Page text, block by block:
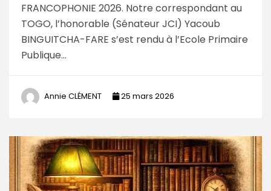
FRANCOPHONIE 2026. Notre correspondant au
TOGO, l’honorable (Sénateur JCI) Yacoub
BINGUITCHA-FARE s’est rendu à l’Ecole Primaire
Publique…
Annie CLÉMENT 25 mars 2026